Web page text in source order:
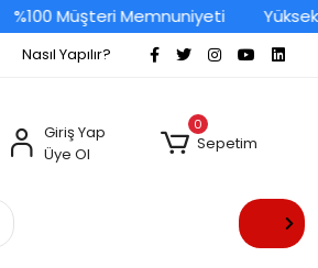
%100 Müşteri Memnuniyeti Yüksek
Nasıl Yapılır?
Giriş Yap
Üye Ol
0
Sepetim